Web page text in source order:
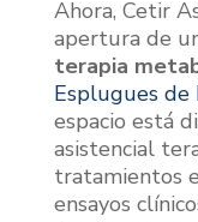
Ahora, Cetir
apertura de
terapia
Esplugues
espacio está
asistencial
tratamientos
ensayos